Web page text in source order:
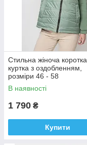
Стильна жіноча коротка
куртка з оздобленням,
розміри 46 - 58
В наявності
1 790 ₴
Купити